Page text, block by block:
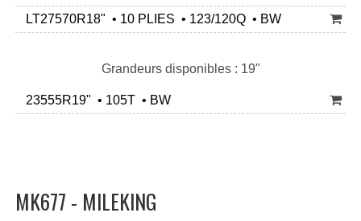
LT27570R18" • 10 PLIES • 123/120Q • BW
Grandeurs disponibles : 19"
23555R19" • 105T • BW
MK677 - MILEKING